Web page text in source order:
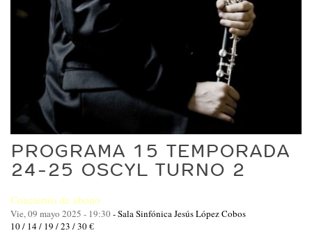
PROGRAMA 15 TEMPORADA
24-25 OSCYL TURNO 2
Conciertos de abono
Vie, 09 mayo 2025 - 19:30-Sala Sinfónica Jesús López Cobos
10 / 14 / 19 / 23 / 30 €